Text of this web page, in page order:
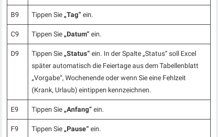
B9 Tippen Sie „Tag“ ein.
C9 Tippen Sie „Datum“ ein.
D9 Tippen Sie „Status“ ein. In der Spalte „Status“ soll Excel
später automatisch die Feiertage aus dem Tabellenblatt
„Vorgabe“, Wochenende oder wenn Sie eine Fehlzeit
(Krank, Urlaub) eintippen kennzeichnen.
E9 Tippen Sie „Anfang“ ein.
F9 Tippen Sie „Pause“ ein.